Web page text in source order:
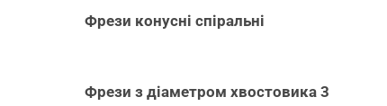
Фрези конусні спіральні
Фрези з діаметром хвостовика 3